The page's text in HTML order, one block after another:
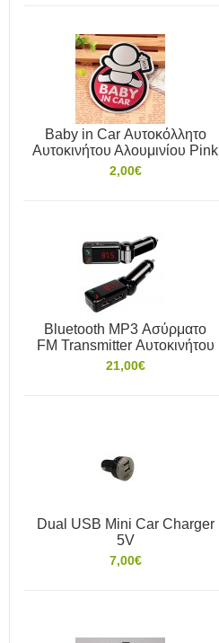
Baby in Car Αυτοκόλλητο
Αυτοκινήτου Αλουμινίου Pink
2,00€
Bluetooth MP3 Ασύρματο
FM Transmitter Αυτοκινήτου
21,00€
Dual USB Mini Car Charger
5V
7,00€